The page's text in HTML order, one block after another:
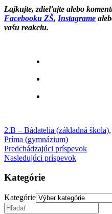
Lajkujte, zdieľajte alebo
Facebooku ZŠ, Instagrame
vašu reakciu.
2.B – Bádatelia (základná škola),
Príma (gymnázium)
Predchádzajúci príspevok
Nasledujúci príspevok
Kategórie
Kategórie